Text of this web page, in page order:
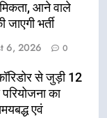
आने वाले
जाएगी भर्ती
6, 2026 0
से जुड़ी 12
का
एवं